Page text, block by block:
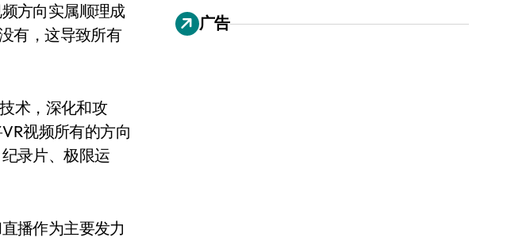
方向实属顺理成
有，这导致所有
术，深化和攻
视频所有的方向
录片、极限运
播作为主要发力
广告